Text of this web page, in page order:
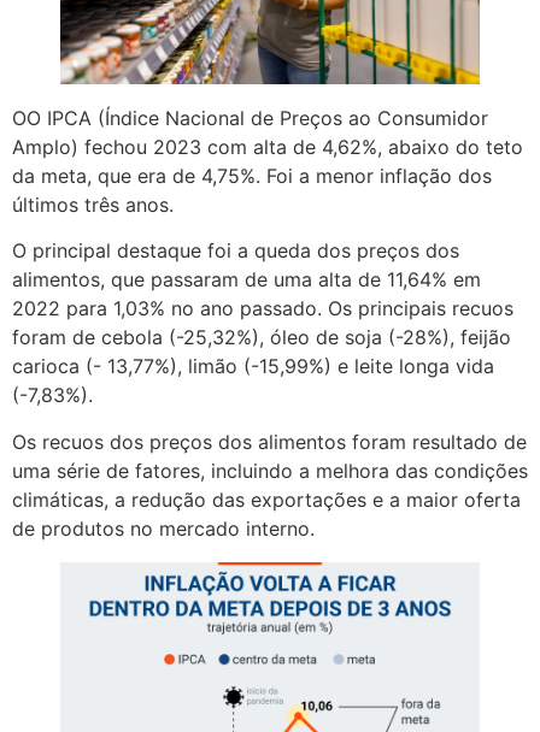
OO IPCA (Índice Nacional de Preços ao Consumidor
Amplo) fechou 2023 com alta de 4,62%, abaixo do teto
da meta, que era de 4,75%. Foi a menor inflação dos
últimos três anos.
O principal destaque foi a queda dos preços dos
alimentos, que passaram de uma alta de 11,64% em
2022 para 1,03% no ano passado. Os principais recuos
foram de cebola (-25,32%), óleo de soja (-28%), feijão
carioca (- 13,77%), limão (-15,99%) e leite longa vida
(-7,83%).
Os recuos dos preços dos alimentos foram resultado de
uma série de fatores, incluindo a melhora das condições
climáticas, a redução das exportações e a maior oferta
de produtos no mercado interno.